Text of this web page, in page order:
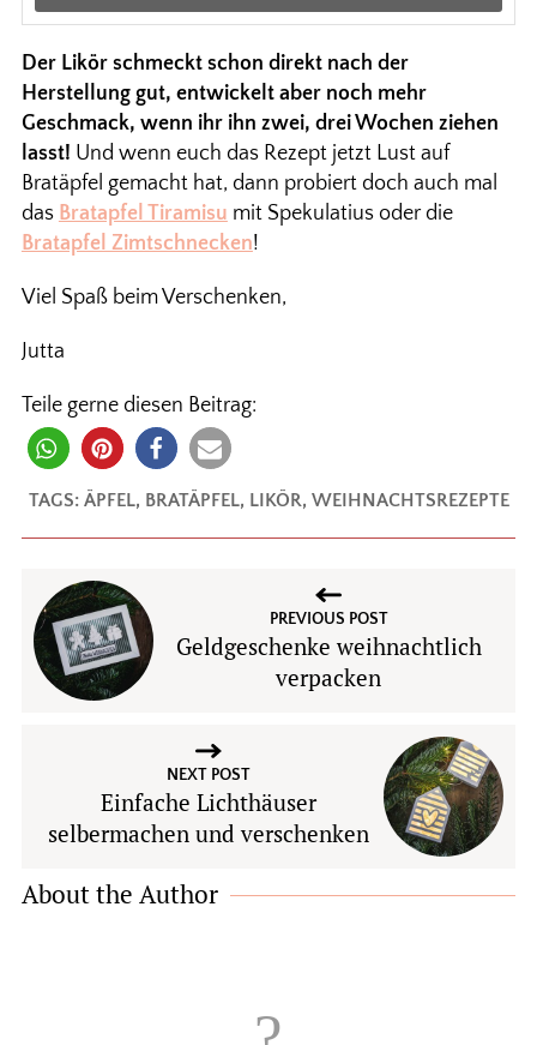
Der Likör schmeckt schon direkt nach der
Herstellung gut, entwickelt aber noch mehr
Geschmack, wenn ihr ihn zwei, drei Wochen ziehen
lasst! Und wenn euch das Rezept jetzt Lust auf
Bratäpfel gemacht hat, dann probiert doch auch mal
das Bratapfel Tiramisu mit Spekulatius oder die
Bratapfel Zimtschnecken!
Viel Spaß beim Verschenken,
Jutta
Teile gerne diesen Beitrag:
TAGS: ÄPFEL, BRATÄPFEL, LIKÖR, WEIHNACHTSREZEPTE
PREVIOUS POST
Geldgeschenke weihnachtlich
verpacken
NEXT POST
Einfache Lichthäuser
selbermachen und verschenken
About the Author